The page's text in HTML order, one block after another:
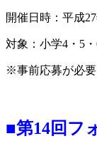
開催日時：平成
対象：小学4・5
※事前応募が必
■第14回フ